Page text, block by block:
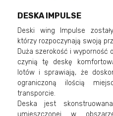
DESKA IMPULSE
Deski wing Impulse
którzy rozpoczynają swoją
Duża szerokość i wyporność
czynią tę deskę
lotów i sprawiają, że
ograniczoną ilością
transporcie.
Deska jest
umieszczonej w